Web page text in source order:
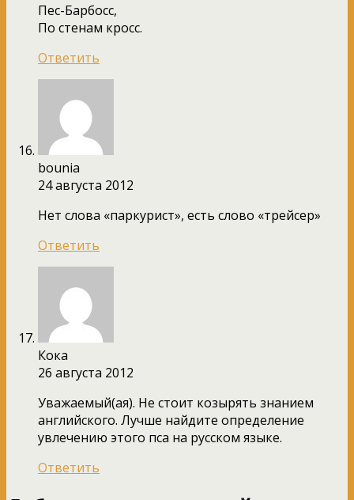
Пес-Барбосс,
По стенам кросс.
Ответить
bounia
24 августа 2012
Нет слова «паркурист», есть слово «трейсер»
Ответить
Кока
26 августа 2012
Уважаемый(ая). Не стоит козырять знанием
английского. Лучше найдите определение
увлечению этого пса на русском языке.
Ответить